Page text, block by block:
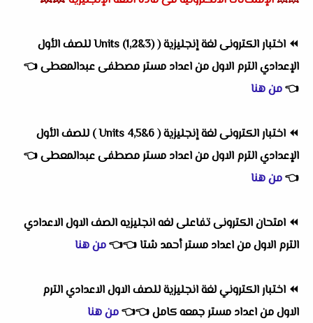
⏪
اختبار الكترونى لغة إنجليزية ( Units (1,2&3) للصف الأول
الإعدادي الترم الاول من اعداد مستر مصطفى عبدالمعطى👈
👈من هنا
⏪
اختبار الكترونى لغة إنجليزية ( Units 4,5&6 ) للصف الأول
الإعدادي الترم الاولمن اعداد مستر مصطفى عبدالمعطى👈
👈من هنا
⏪ امتحان الكترونى تفاعلى لغه انجليزيه الصف الاول الاعدادي
الترم الاولمن اعداد مستر أحمد شتا👈
👈من هنا
⏪ اختبار الكتروني لغة انجليزية للصف الاول الاعدادي الترم
الاولمن اعداد مستر جمعه كامل👈
👈من هنا